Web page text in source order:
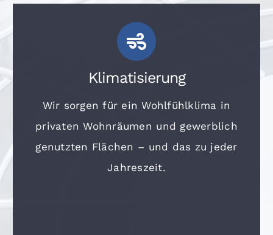
Klimatisierung
Wir sorgen für ein Wohlfühlklima in
privaten Wohnräumen und gewerblich
genutzten Flächen – und das zu jeder
Jahreszeit.